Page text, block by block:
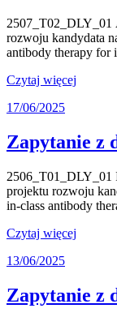
2507_T02_DLY_01
rozwoju kandydata
antibody therapy
Czytaj więcej
17/06/2025
Zapytanie z
2506_T01_DLY_01
projektu rozwoju
in-class antibody
Czytaj więcej
13/06/2025
Zapytanie z